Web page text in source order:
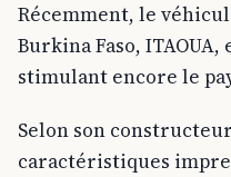
Récemment, le
Burkina Faso,
stimulant encore le
Selon son
caractéristiques